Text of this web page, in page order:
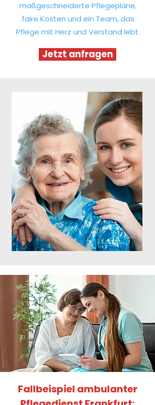
maßgeschneiderte Pflegepläne,
faire Kosten und ein Team, das
Pflege mit Herz und Verstand lebt.
Jetzt anfragen
Fallbeispiel ambulanter